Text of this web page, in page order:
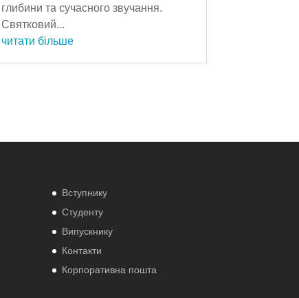
глибини та сучасного звучання.
Святковий...
читати більше
Вступнику
Студенту
Випускнику
Контакти
Корпоративна пошта